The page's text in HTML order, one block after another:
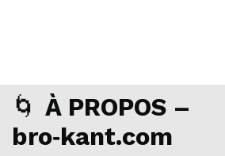
🌀 À PROPOS –
bro‑kant.com